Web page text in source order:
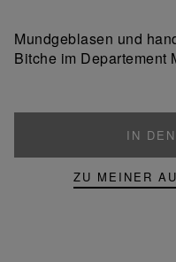
Produkt
Mundgeblasen und
Bitche im Departement
IN
ZU MEINER